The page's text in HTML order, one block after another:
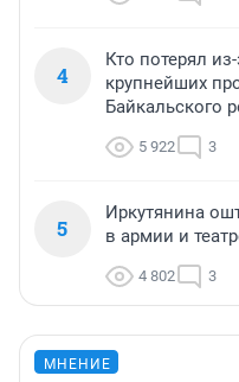
4
Кто потерял
крупнейших
Байкальского
5 922 3
5
Иркутянина
в армии и
4 802 3
МНЕНИЕ